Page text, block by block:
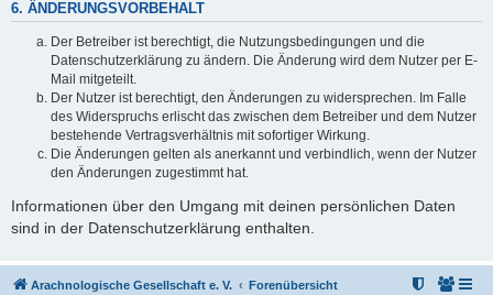
6. ÄNDERUNGSVORBEHALT
Der Betreiber ist berechtigt, die Nutzungsbedingungen und die
Datenschutzerklärung zu ändern. Die Änderung wird dem Nutzer per E-
Mail mitgeteilt.
Der Nutzer ist berechtigt, den Änderungen zu widersprechen. Im Falle
des Widerspruchs erlischt das zwischen dem Betreiber und dem Nutzer
bestehende Vertragsverhältnis mit sofortiger Wirkung.
Die Änderungen gelten als anerkannt und verbindlich, wenn der Nutzer
den Änderungen zugestimmt hat.
Informationen über den Umgang mit deinen persönlichen Daten
sind in der Datenschutzerklärung enthalten.
Arachnologische Gesellschaft e. V. Forenübersicht